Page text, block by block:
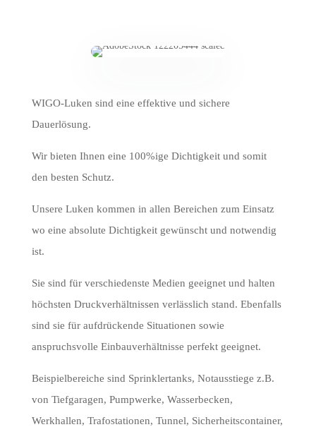
WIGO-Luken sind eine effektive und sichere
Dauerlösung.
Wir bieten Ihnen eine 100%ige Dichtigkeit und somit
den besten Schutz.
Unsere Luken kommen in allen Bereichen zum Einsatz
wo eine absolute Dichtigkeit gewünscht und notwendig
ist.
Sie sind für verschiedenste Medien geeignet und halten
höchsten Druckverhältnissen verlässlich stand. Ebenfalls
sind sie für aufdrückende Situationen sowie
anspruchsvolle Einbauverhältnisse perfekt geeignet.
Beispielbereiche sind Sprinklertanks, Notausstiege z.B.
von Tiefgaragen, Pumpwerke, Wasserbecken,
Werkhallen, Trafostationen, Tunnel, Sicherheitscontainer,